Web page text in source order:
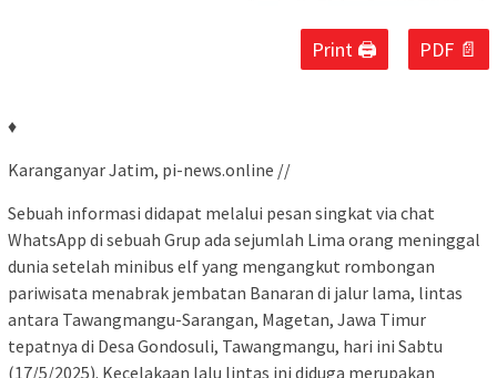
Print 🖨 PDF 📄
♦
Karanganyar Jatim, pi-news.online //
Sebuah informasi didapat melalui pesan singkat via chat
WhatsApp di sebuah Grup ada sejumlah Lima orang meninggal
dunia setelah minibus elf yang mengangkut rombongan
pariwisata menabrak jembatan Banaran di jalur lama, lintas
antara Tawangmangu-Sarangan, Magetan, Jawa Timur
tepatnya di Desa Gondosuli, Tawangmangu, hari ini Sabtu
(17/5/2025). Kecelakaan lalu lintas ini diduga merupakan